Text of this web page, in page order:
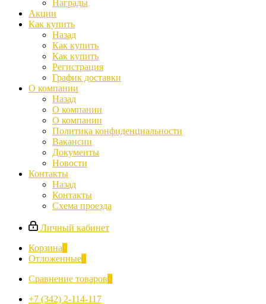
Награды
Акции
Как купить
Назад
Как купить
Как купить
Регистрация
График доставки
О компании
Назад
О компании
О компании
Политика конфиденциальности
Вакансии
Документы
Новости
Контакты
Назад
Контакты
Схема проезда
Личный кабинет
Корзина0
Отложенные0
Сравнение товаров0
+7 (342) 2-114-117